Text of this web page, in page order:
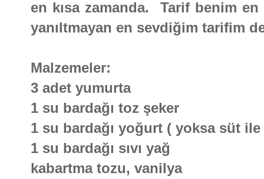
en kısa zamanda. Tarif benim
yanıltmayan en sevdiğim tarifim
Malzemeler:
3 adet yumurta
1 su bardağı toz şeker
1 su bardağı yoğurt ( yoksa süt
1 su bardağı sıvı yağ
kabartma tozu, vanilya